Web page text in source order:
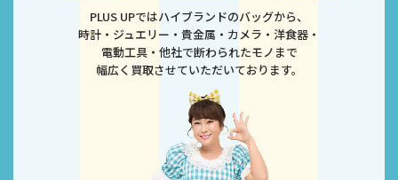
PLUS UPではハイブランドのバッグから、
時計・ジュエリー・貴金属・カメラ・洋食器・
電動工具・他社で断わられたモノまで
幅広く買取させていただいております。